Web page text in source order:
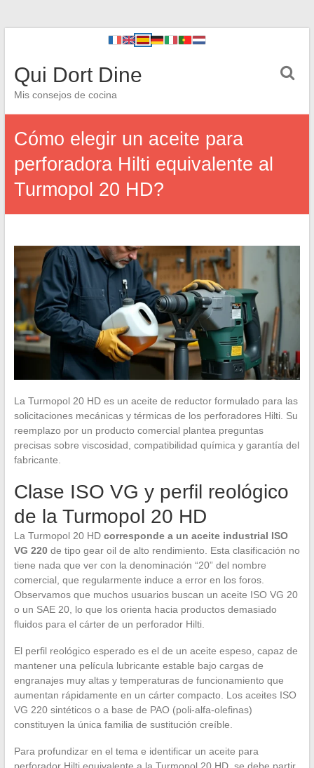
Qui Dort Dine
Mis consejos de cocina
Cómo elegir un aceite para
perforadora Hilti equivalente al
Turmopol 20 HD?
La Turmopol 20 HD es un aceite de reductor formulado para las
solicitaciones mecánicas y térmicas de los perforadores Hilti. Su
reemplazo por un producto comercial plantea preguntas
precisas sobre viscosidad, compatibilidad química y garantía del
fabricante.
Clase ISO VG y perfil reológico
de la Turmopol 20 HD
La Turmopol 20 HD corresponde a un aceite industrial ISO
VG 220de tipo gear oil de alto rendimiento. Esta clasificación no
tiene nada que ver con la denominación “20” del nombre
comercial, que regularmente induce a error en los foros.
Observamos que muchos usuarios buscan un aceite ISO VG 20
o un SAE 20, lo que los orienta hacia productos demasiado
fluidos para el cárter de un perforador Hilti.
El perfil reológico esperado es el de un aceite espeso, capaz de
mantener una película lubricante estable bajo cargas de
engranajes muy altas y temperaturas de funcionamiento que
aumentan rápidamente en un cárter compacto. Los aceites ISO
VG 220 sintéticos o a base de PAO (poli-alfa-olefinas)
constituyen la única familia de sustitución creíble.
Para profundizar en el tema e identificar un aceite para